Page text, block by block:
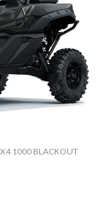
1000 BLACKOUT